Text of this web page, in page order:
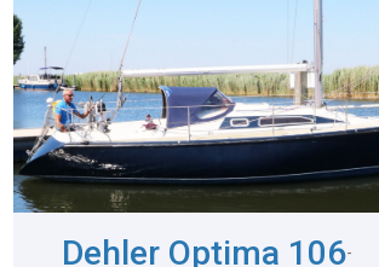
Dehler Optima 106-